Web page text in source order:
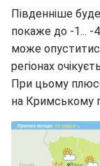
Південніше
покаже до -1... -
може
регіонах
При цьому
на Кримському